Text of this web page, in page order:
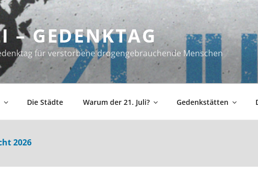
– GEDENKTAG
für verstorbene drogengebrauchende Menschen
Die Städte Warum der 21. Juli? Gedenkstätten
2026